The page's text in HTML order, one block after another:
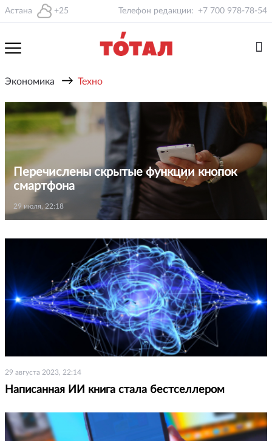
Астана +25 Телефон редакции: +7 700 978-78-54
Экономика → Техно
Перечислены скрытые функции кнопок
смартфона
29 июля, 22:18
29 августа 2023, 22:14
Написанная ИИ книга стала бестселлером